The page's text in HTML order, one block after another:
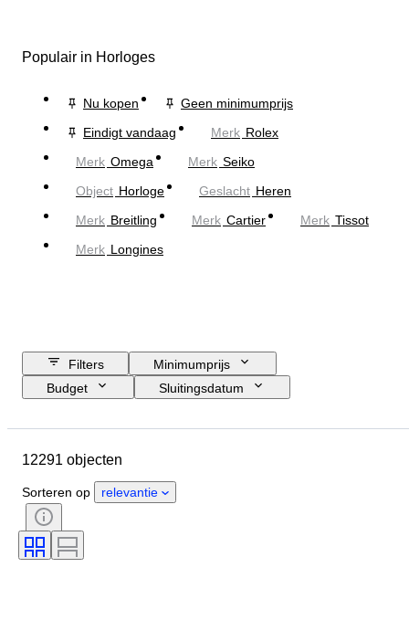
Populair in Horloges
Nu kopen
Geen minimumprijs
Eindigt vandaag
Merk Rolex
Merk Omega Merk Seiko
Object Horloge Geslacht Heren
Merk Breitling Merk Cartier Merk Tissot
Merk Longines
Filters
Minimumprijs
Budget
Sluitingsdatum
Land van herkomst
Geslacht
Conditie
Certificaat
Oplage
Horloge uurwerk
12291 objecten
Sorteren op relevantie